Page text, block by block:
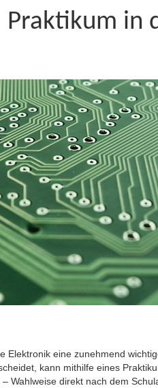
in
Elektronik eine zunehmend
kann mithilfe eines
Wahlweise direkt nach dem